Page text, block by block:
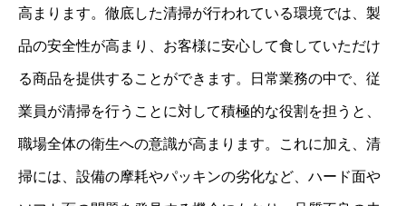
高まります。徹底した清掃が行われている環境では、製
品の安全性が高まり、お客様に安心して食していただけ
る商品を提供することができます。日常業務の中で、従
業員が清掃を行うことに対して積極的な役割を担うと、
職場全体の衛生への意識が高まります。これに加え、清
掃には、設備の摩耗やパッキンの劣化など、ハード面や